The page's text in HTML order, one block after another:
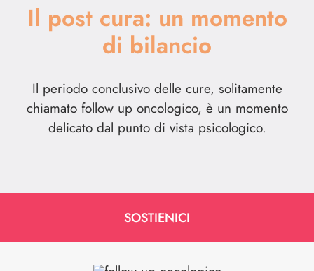
Il post cura: un momento
di bilancio
Il periodo conclusivo delle cure, solitamente
chiamato follow up oncologico, è un momento
delicato dal punto di vista psicologico.
SOSTIENICI